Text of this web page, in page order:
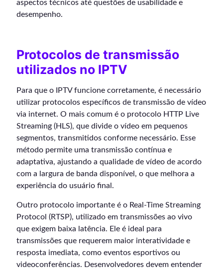
aspectos técnicos até questões de usabilidade e
desempenho.
Protocolos de transmissão
utilizados no IPTV
Para que o IPTV funcione corretamente, é necessário
utilizar protocolos específicos de transmissão de vídeo
via internet. O mais comum é o protocolo HTTP Live
Streaming (HLS), que divide o vídeo em pequenos
segmentos, transmitidos conforme necessário. Esse
método permite uma transmissão contínua e
adaptativa, ajustando a qualidade de vídeo de acordo
com a largura de banda disponível, o que melhora a
experiência do usuário final.
Outro protocolo importante é o Real-Time Streaming
Protocol (RTSP), utilizado em transmissões ao vivo
que exigem baixa latência. Ele é ideal para
transmissões que requerem maior interatividade e
resposta imediata, como eventos esportivos ou
videoconferências. Desenvolvedores devem entender